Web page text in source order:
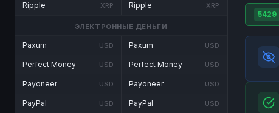
Ripple XRP Ripple XRP
ЭЛЕКТРОННЫЕ ДЕНЬГИ
Paxum USD
Perfect Money USD
Payoneer USD
PayPal USD
Paxum USD
Perfect Money USD
Payoneer USD
PayPal USD
5429